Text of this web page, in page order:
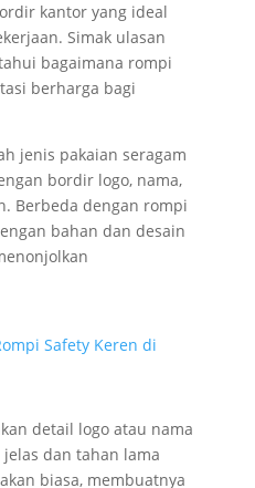
kantor yang ideal
Simak ulasan
bagaimana rompi
berharga bagi
jenis pakaian seragam
bordir logo, nama,
Berbeda dengan rompi
bahan dan desain
Safety Keren di
detail logo atau nama
dan tahan lama
biasa, membuatnya